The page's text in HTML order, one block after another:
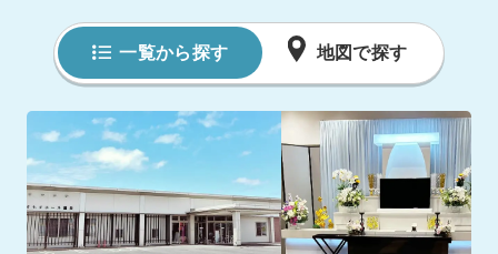
一覧から探す 地図で探す